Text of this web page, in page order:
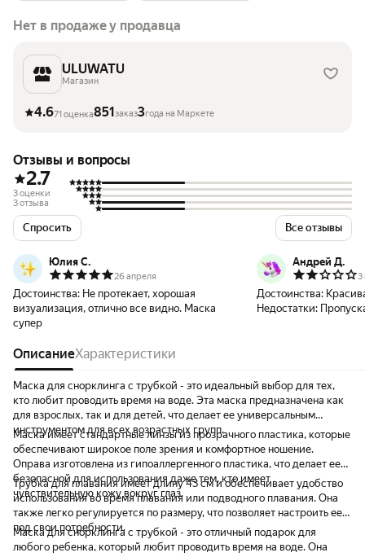
Нет в продаже у продавца
ULUWATU
Магазин
4.671 оценка851заказ3года на Маркете
Отзывы и вопросы
2.7
3 оценки
3 отзыва
Спросить Все отзывы
Юлия С.
26 апреля
Достоинства: Не протекает, хорошая
визуализация, отлично все видно. Маска
супер
Андрей Д.
3
Достоинства:
Недостатки:
ОписаниеХарактеристики
Маска для снорклинга с трубкой - это идеальный выбор для тех,
кто любит проводить время на воде. Эта маска предназначена как
для взрослых, так и для детей, что делает ее универсальным
инструментом для всех возрастных групп.
Маска имеет стандартные линзы из прозрачного пластика, которые
обеспечивают широкое поле зрения и комфортное ношение.
Оправа изготовлена из гипоаллергенного пластика, что делает ее
безопасной для использования даже тем, кто имеет
чувствительную кожу вокруг глаз.
Трубка для плавания имеет длину 43 см и обеспечивает удобство
использования во время плавания или подводного плавания. Она
также легко регулируется по размеру, что позволяет настроить ее
под свои потребности.
Маска для снорклинга с трубкой - это отличный подарок для
любого ребенка, который любит проводить время на воде. Она